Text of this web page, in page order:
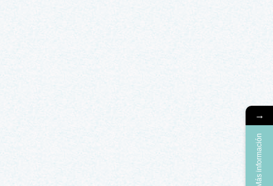
→
Más información